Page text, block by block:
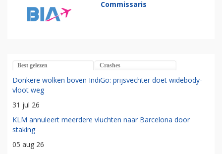
Commissaris
Best gelezen Crashes
Donkere wolken boven IndiGo: prijsvechter doet widebody-
vloot weg
31 jul 26
KLM annuleert meerdere vluchten naar Barcelona door
staking
05 aug 26